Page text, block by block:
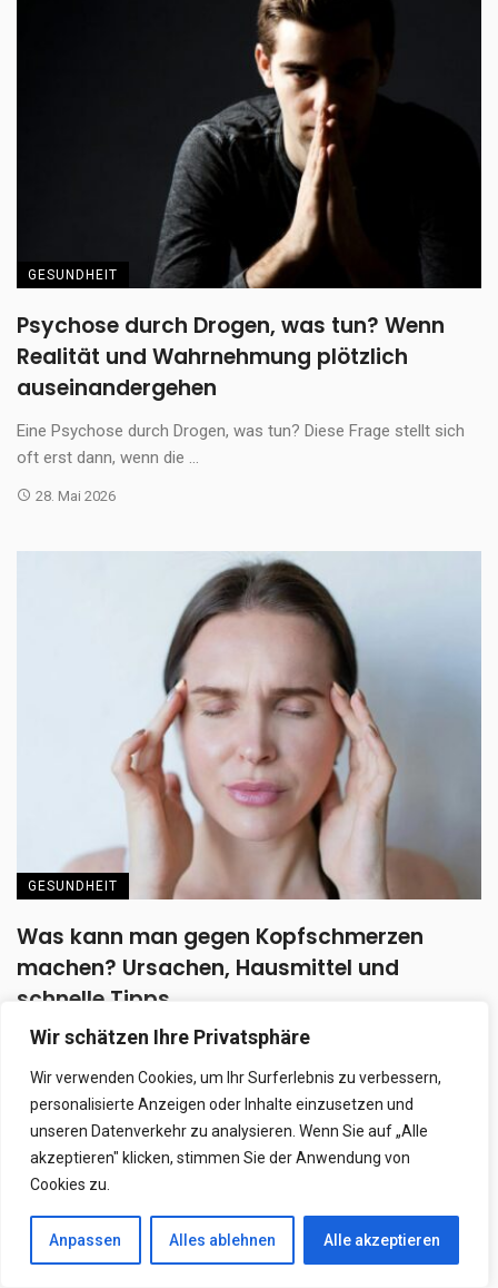
Wir schätzen Ihre Privatsphäre
Wir verwenden Cookies, um Ihr Surferlebnis zu verbessern,
personalisierte Anzeigen oder Inhalte einzusetzen und
unseren Datenverkehr zu analysieren. Wenn Sie auf „Alle
akzeptieren" klicken, stimmen Sie der Anwendung von
Cookies zu.
Anpassen Alles ablehnen Alle akzeptieren
GESUNDHEIT
Psychose durch Drogen, was tun? Wenn
Realität und Wahrnehmung plötzlich
auseinandergehen
Eine Psychose durch Drogen, was tun? Diese Frage stellt sich
oft erst dann, wenn die ...
28. Mai 2026
GESUNDHEIT
Was kann man gegen Kopfschmerzen
machen? Ursachen, Hausmittel und
schnelle Tipps
Was kann man gegen Kopfschmerzen machen? Kopfschmerz
gehört zu den häufigsten gesundheitlichen Beschwerden
weltweit. Viele ...
16. Mai 2026
Trick um verstopfte Nase freizubekommen: